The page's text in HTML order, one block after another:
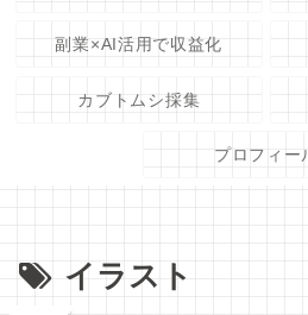
副業×AI活用で収益化
カブトムシ採集
プロフィー
イラスト